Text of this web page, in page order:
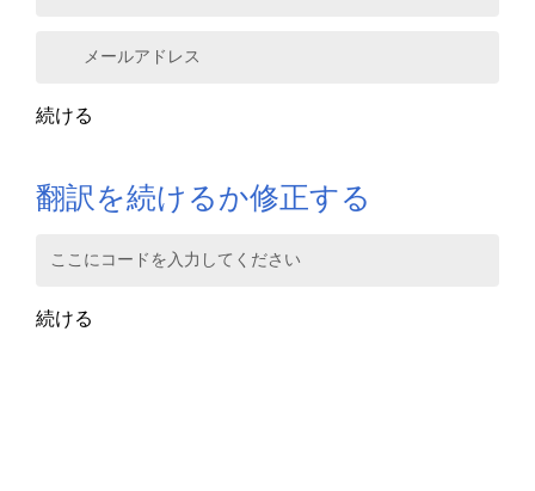
メールアドレス
続ける
翻訳を続けるか修正する
ここにコードを入力してください
続ける